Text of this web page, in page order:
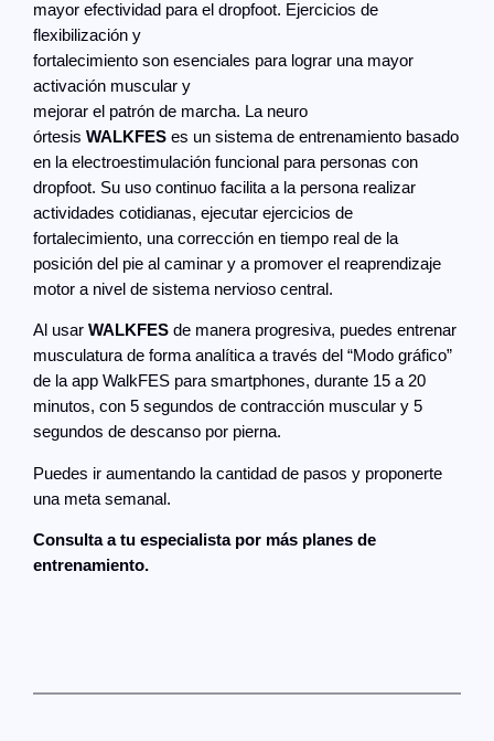
mayor efectividad para el dropfoot. Ejercicios de
flexibilización y
fortalecimiento son esenciales para lograr una mayor
activación muscular y
mejorar el patrón de marcha. La neuro
órtesisWALKFESes un sistema de entrenamiento basado
en la electroestimulación funcional para personas con
dropfoot. Su uso continuo facilita a la persona realizar
actividades cotidianas, ejecutar ejercicios de
fortalecimiento, una corrección en tiempo real de la
posición del pie al caminar y a promover el reaprendizaje
motor a nivel de sistema nervioso central.
Al usarWALKFESde manera progresiva, puedes entrenar
musculatura de forma analítica a través del “Modo gráfico”
de la app WalkFES para smartphones, durante 15 a 20
minutos, con 5 segundos de contracción muscular y 5
segundos de descanso por pierna.
Puedes ir aumentando la cantidad de pasos y proponerte
una meta semanal.
Consulta a tu especialista por más planes de
entrenamiento.